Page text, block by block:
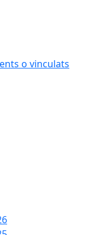
o vinculats